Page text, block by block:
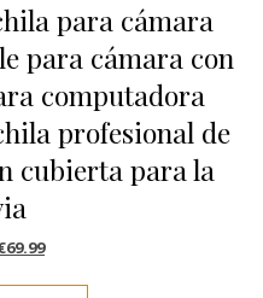
para cámara
para cámara con
computadora
profesional de
cubierta para la
precio original era: €79.99.
69.99El precio actual es: €69.99.